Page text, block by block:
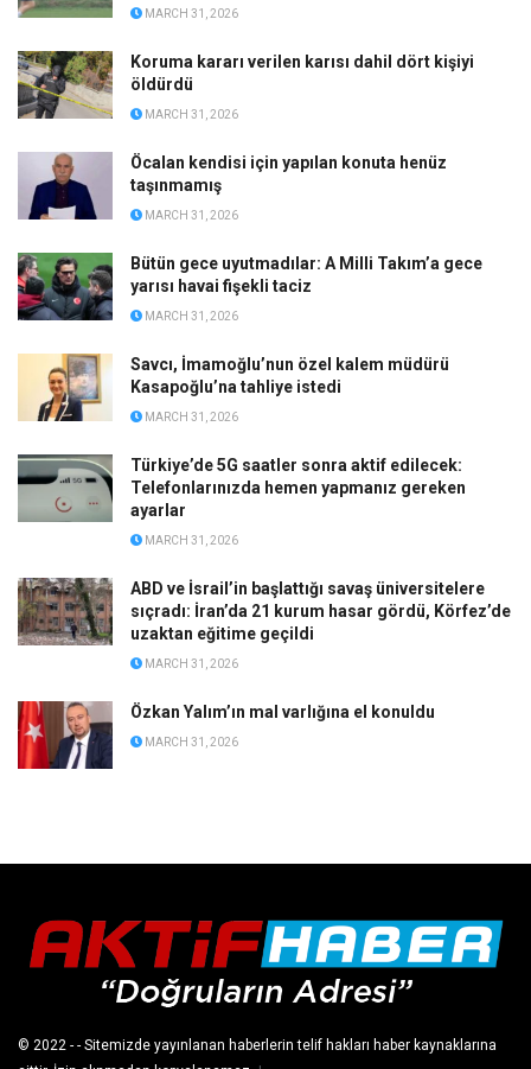
MARCH 31, 2026
Koruma kararı verilen karısı dahil dört kişiyi
öldürdü
MARCH 31, 2026
Öcalan kendisi için yapılan konuta henüz
taşınmamış
MARCH 31, 2026
Bütün gece uyutmadılar: A Milli Takım’a gece
yarısı havai fişekli taciz
MARCH 31, 2026
Savcı, İmamoğlu’nun özel kalem müdürü
Kasapoğlu’na tahliye istedi
MARCH 31, 2026
Türkiye’de 5G saatler sonra aktif edilecek:
Telefonlarınızda hemen yapmanız gereken
ayarlar
MARCH 31, 2026
ABD ve İsrail’in başlattığı savaş üniversitelere
sıçradı: İran’da 21 kurum hasar gördü, Körfez’de
uzaktan eğitime geçildi
MARCH 31, 2026
Özkan Yalım’ın mal varlığına el konuldu
MARCH 31, 2026
© 2022 - - Sitemizde yayınlanan haberlerin telif hakları haber kaynaklarına